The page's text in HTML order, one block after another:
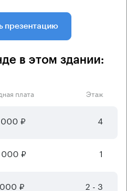
презентацию
в этом здании:
плата Этаж
₽ 4
₽ 1
₽ 2 - 3